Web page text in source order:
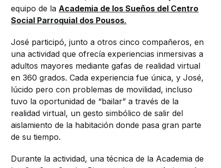
equipo de laAcademia de los Sueños del Centro
Social Parroquial dos Pousos.
José participó, junto a otros cinco compañeros, en
una actividad que ofrecía experiencias inmersivas a
adultos mayores mediante gafas de realidad virtual
en 360 grados. Cada experiencia fue única, y José,
lúcido pero con problemas de movilidad, incluso
tuvo la oportunidad de “bailar” a través de la
realidad virtual, un gesto simbólico de salir del
aislamiento de la habitación donde pasa gran parte
de su tiempo.
Durante la actividad, una técnica de la Academia de